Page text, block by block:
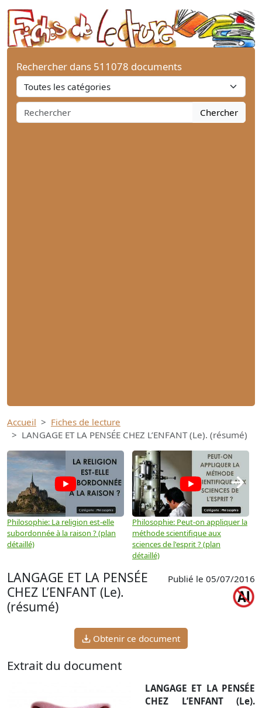
Rechercher dans 511078 documents
Chercher
Accueil
Fiches de lecture
LANGAGE ET LA PENSÉE CHEZ L’ENFANT (Le). (résumé)
Philosophie: La religion est-elle
subordonnée à la raison ? (plan
détaillé)
Philosophie: Peut-on appliquer la
méthode scientifique aux
sciences de l'esprit ? (plan
détaillé)
→
LANGAGE ET LA PENSÉE
CHEZ L’ENFANT (Le).
(résumé)
Publié le 05/07/2016
Obtenir ce document
Extrait du document
LANGAGE ET LA PENSÉE
CHEZ L’ENFANT (Le).